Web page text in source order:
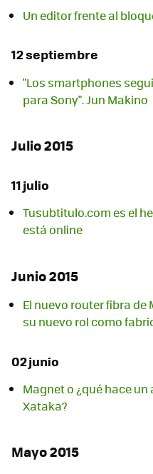
Un editor frente al
12 septiembre
"Los smartphones
para Sony". Jun Makino
Julio 2015
11 julio
Tusubtitulo.com es el
está online
Junio 2015
El nuevo router fibra
su nuevo rol como
02 junio
Magnet o ¿qué hace
Xataka?
Mayo 2015